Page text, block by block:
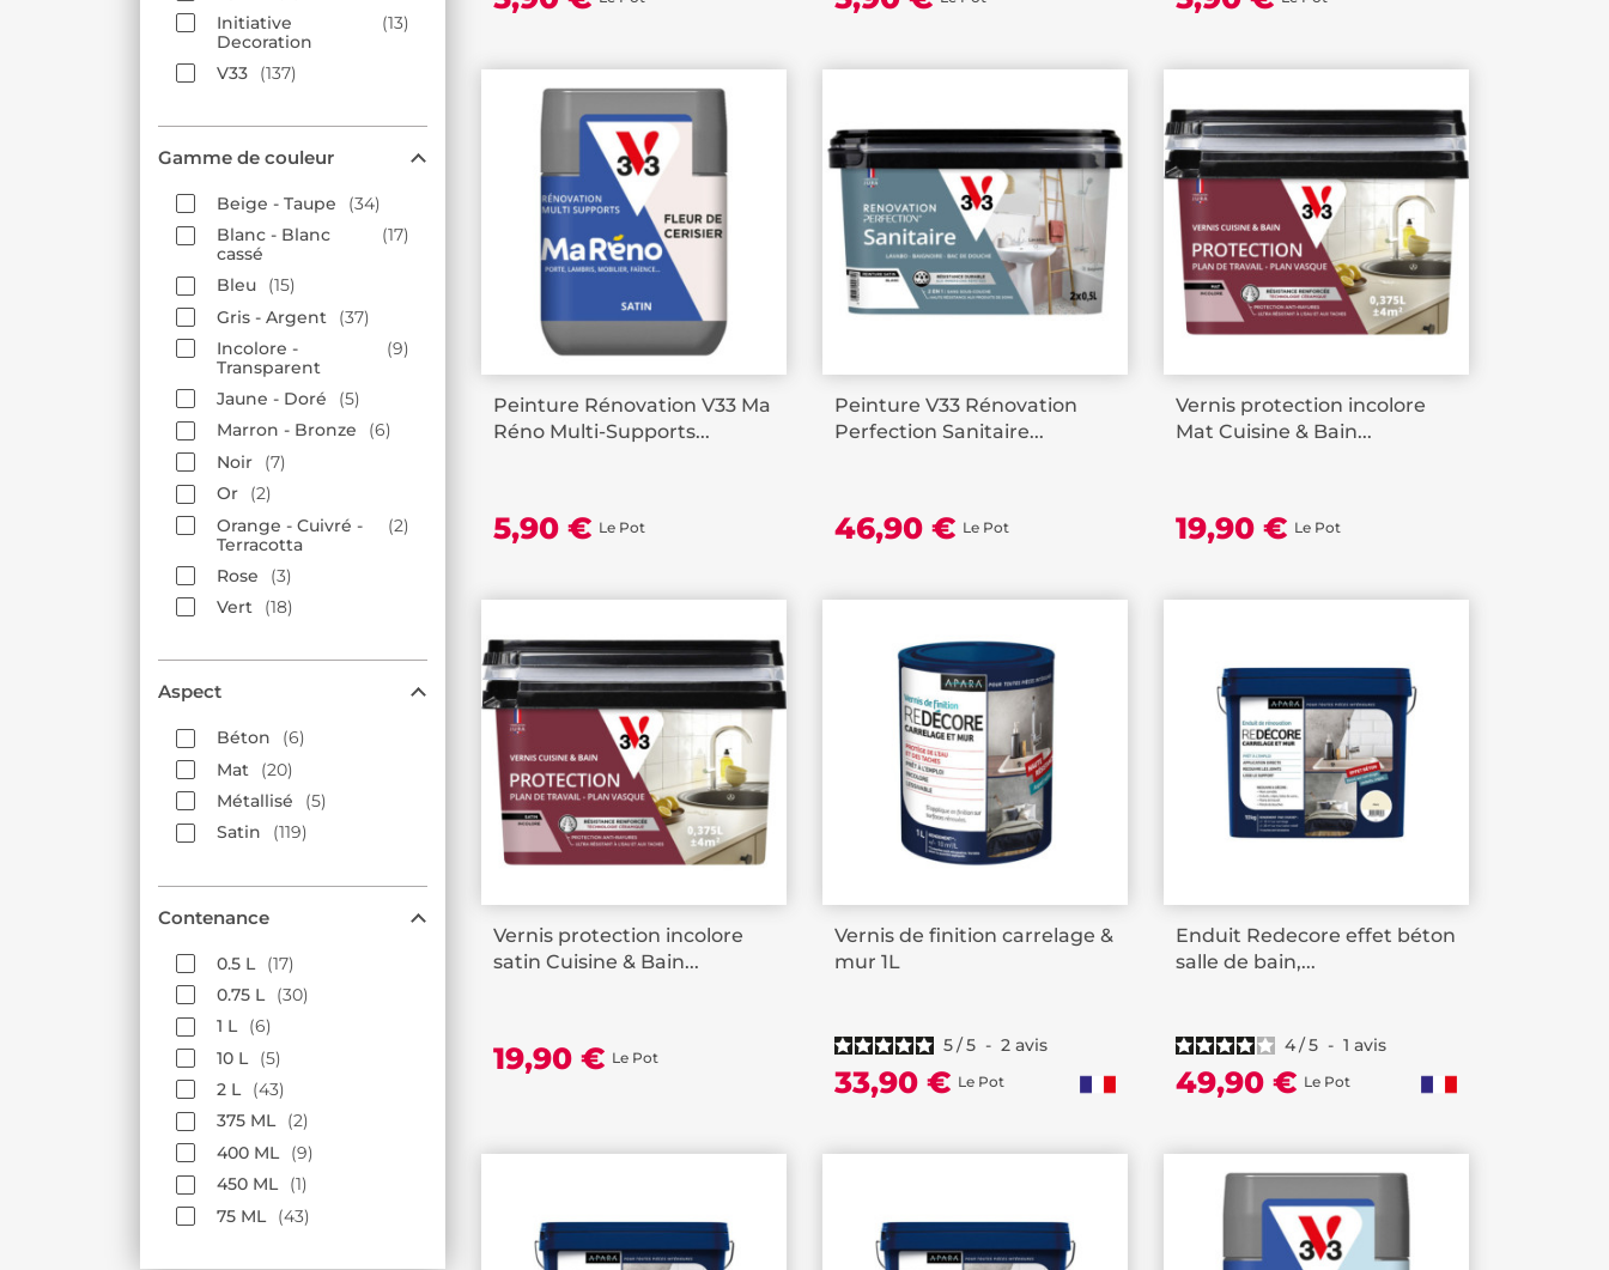
Initiative
Decoration
13
V33 137
Gamme de couleur
Beige - Taupe
34
Blanc - Blanc
cassé
17
Bleu
15
Gris - Argent
37
Incolore -
Transparent
9
Jaune - Doré
5
Marron - Bronze
6
Noir
7
Or
2
Orange - Cuivré -
Terracotta
2
Rose
3
Vert
18
Aspect
Béton
6
Mat
20
Métallisé
5
Satin
119
Contenance
0.5 L
17
0.75 L
30
1 L
6
10 L
5
2 L
43
375 ML
2
400 ML
9
450 ML
1
75 ML
43
Peinture Rénovation V33 Ma
Réno Multi-Supports...
5,90 € Le Pot
Peinture V33 Rénovation
Perfection Sanitaire...
46,90 € Le Pot
Vernis protection incolore
Mat Cuisine & Bain...
19,90 € Le Pot
Vernis protection incolore
satin Cuisine & Bain...
19,90 € Le Pot
Vernis de finition carrelage &
mur 1L
5/5 - 2 avis
33,90 € Le Pot
Enduit Redecore effet béton
salle de bain,...
4/5 - 1 avis
49,90 € Le Pot